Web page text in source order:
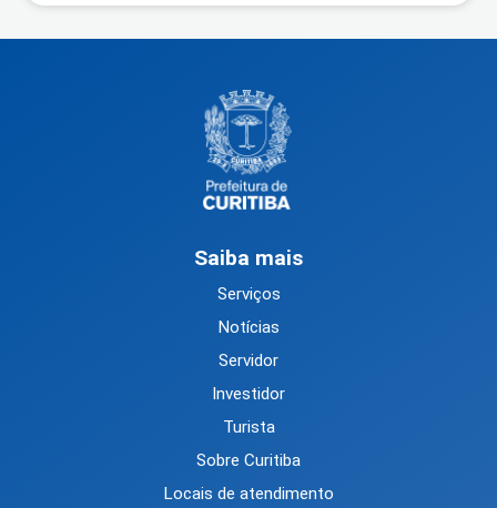
Saiba mais
Serviços
Notícias
Servidor
Investidor
Turista
Sobre Curitiba
Locais de atendimento